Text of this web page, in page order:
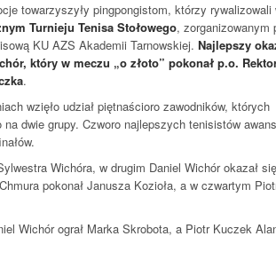
towarzyszyły pingpongistom, którzy rywalizowali
Turnieju Tenisa Stołowego, zorganizowanym
KU AZS Akademii Tarnowskiej. Najlepszy
który w meczu „o złoto” pokonał p.o.
.
wzięło udział piętnaścioro zawodników, których
na dwie grupy. Czworo najlepszych tenisistów
Wichóra, w drugim Daniel Wichór okazał się
pokonał Janusza Kozioła, a w czwartym
Wichór ograł Marka Skrobota, a Piotr Kuczek